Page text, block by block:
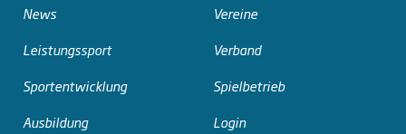
News
Leistungssport
Sportentwicklung
Ausbildung
Vereine
Verband
Spielbetrieb
Login